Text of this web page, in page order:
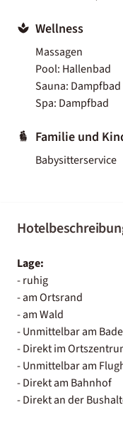
Wellness
Massagen
Pool: Hallenbad
Sauna: Dampfbad
Spa: Dampfbad
Familie und
Babysitterservice
Lage:
- ruhig
- am Ortsrand
- am Wald
- Unmittelbar am
- Direkt im
- Unmittelbar am
- Direkt am Bahnhof
- Direkt an der